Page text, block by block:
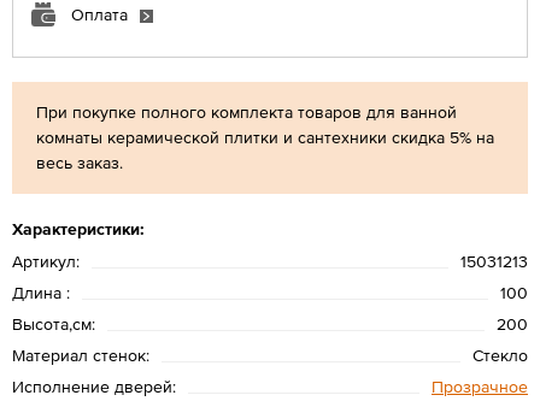
При покупке полного комплекта товаров для ванной
комнаты керамической плитки и сантехники скидка 5% на
весь заказ.
Характеристики:
Артикул:
15031213
Длина :
100
Высота,см:
200
Материал стенок:
Стекло
Исполнение дверей:
Прозрачное
Оплата